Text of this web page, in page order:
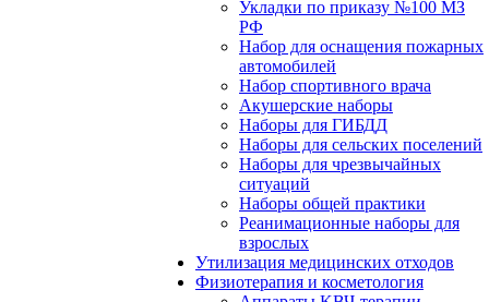
Укладки по приказу №100 МЗ
РФ
Набор для оснащения пожарных
автомобилей
Набор спортивного врача
Акушерские наборы
Наборы для ГИБДД
Наборы для сельских поселений
Наборы для чрезвычайных
ситуаций
Наборы общей практики
Реанимационные наборы для
взрослых
Утилизация медицинских отходов
Физиотерапия и косметология